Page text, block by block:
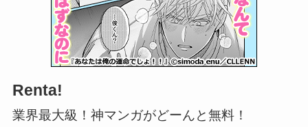
Renta!
業界最大級！神マンガがどーんと無料！